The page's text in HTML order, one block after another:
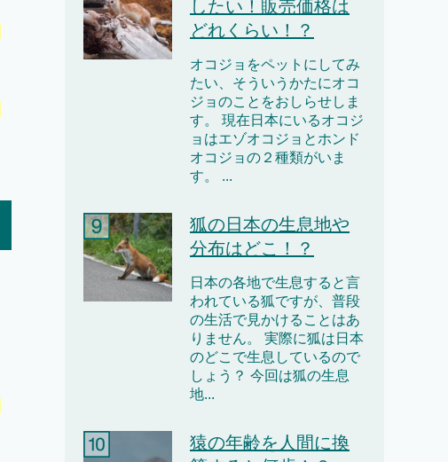
したい！販売価格は
どれくらい！？
オコジョをペットにしてみ
たい、そういうかたにオコ
ジョのことをおしらせしま
す。 現在日本にいるオコジ
ョはエゾオコジョとホンド
オコジョの２種類がいま
す。 ...
狐の日本の生息地や
分布はどこ！？
日本の各地で生息すると言
われている狐ですが、普段
の生活で見かけることはあ
りません。 実際に狐は日本
のどこで生息しているので
しょう？ 今回は狐の生息
地...
猿の年齢を人間に換